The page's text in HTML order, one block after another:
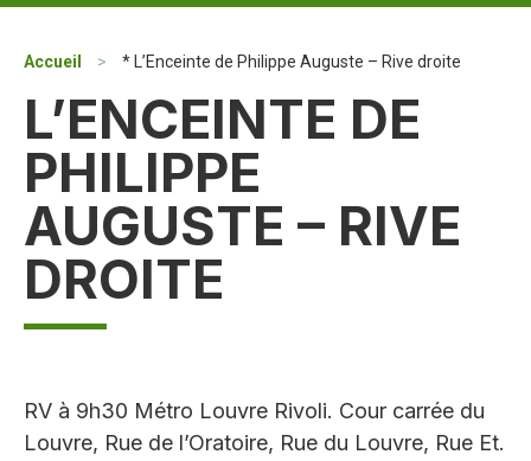
Accueil > * L’Enceinte de Philippe Auguste – Rive droite
L’ENCEINTE DE
PHILIPPE
AUGUSTE – RIVE
DROITE
RV à 9h30 Métro Louvre Rivoli. Cour carrée du
Louvre, Rue de l’Oratoire, Rue du Louvre, Rue Et.